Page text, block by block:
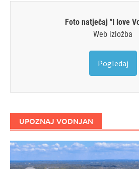
Foto natječaj "I love
Web izložba
Pogledaj
UPOZNAJ VODNJAN